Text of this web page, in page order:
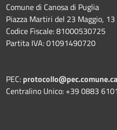
Comune di Canosa di Puglia
Piazza Martiri del 23 Maggio,
Codice Fiscale: 81000530725
Partita IVA: 01091490720
PEC:
Centralino Unico: +39 0883